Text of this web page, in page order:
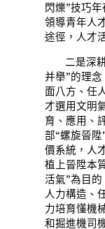
閃爍”技巧
領導青年人
途徑，人才
二是深
并舉”的理
面八方、任
才選用文明
育、應用、
部“螺旋晉
價系統，人
植上晉陞本
活氣”為目
人力構造、
力培育懂機
和掘進機司